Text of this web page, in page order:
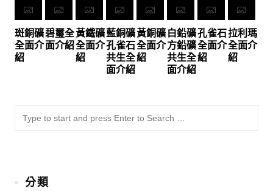
斑銅礦
全面介
紹
碧璽全
面介紹
黃鐵礦
全面介
紹
藍銅礦
孔雀石
共生全
面介紹
黃銅礦
全面介
紹
白鉛礦
方鉛礦
共生全
面介紹
孔雀石
全面介
紹
拉利瑪
全面介
紹
分類